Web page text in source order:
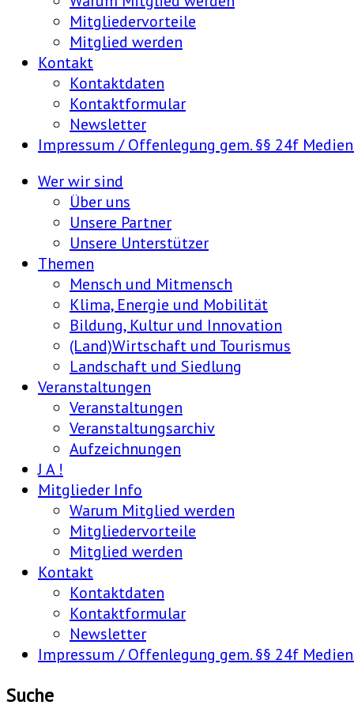
Mitgliedervorteile
Mitglied werden
Kontakt
Kontaktdaten
Kontaktformular
Newsletter
Impressum / Offenlegung gem. §§ 24f
Wer wir sind
Über uns
Unsere Partner
Unsere Unterstützer
Themen
Mensch und Mitmensch
Klima, Energie und Mobilität
Bildung, Kultur und Innovation
(Land)Wirtschaft und Tourismus
Landschaft und Siedlung
Veranstaltungen
Veranstaltungen
Veranstaltungsarchiv
Aufzeichnungen
J A !
Mitglieder Info
Warum Mitglied werden
Mitgliedervorteile
Mitglied werden
Kontakt
Kontaktdaten
Kontaktformular
Newsletter
Impressum / Offenlegung gem. §§ 24f
Suche